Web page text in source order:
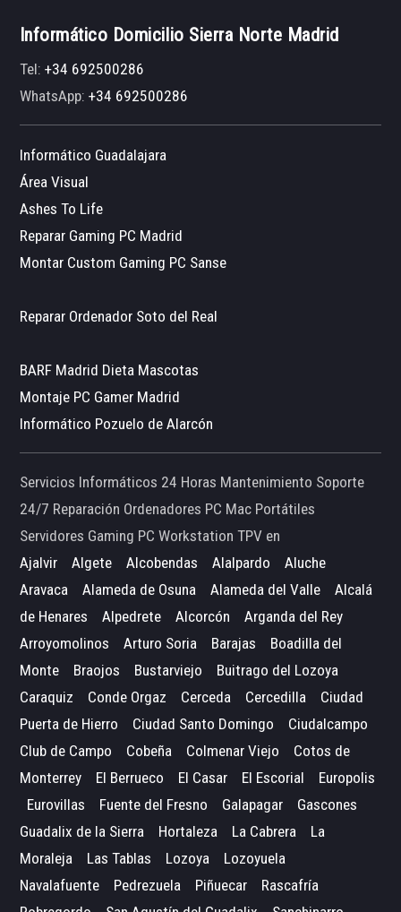
Informático Domicilio Sierra Norte Madrid
Tel:+34 692500286
WhatsApp:+34 692500286
Informático Guadalajara
Área Visual
Ashes To Life
Reparar Gaming PC Madrid
Montar Custom Gaming PC Sanse
Reparar Ordenador Soto del Real
BARF Madrid Dieta Mascotas
Montaje PC Gamer Madrid
Informático Pozuelo de Alarcón
Servicios Informáticos 24 Horas Mantenimiento Soporte
24/7 Reparación Ordenadores PC Mac Portátiles
Servidores Gaming PC Workstation TPV en
Ajalvir
Algete Alcobendas Alalpardo
Aluche
Aravaca
Alameda de Osuna Alameda del Valle
Alcalá
de Henares
Alpedrete Alcorcón
Arganda del Rey
Arroyomolinos
Arturo Soria Barajas
Boadilla del
Monte
Braojos Bustarviejo
Buitrago del Lozoya
Caraquiz
Conde Orgaz Cerceda Cercedilla
Ciudad
Puerta de Hierro
Ciudad Santo Domingo
Ciudalcampo
Club de Campo
Cobeña Colmenar Viejo
Cotos de
Monterrey
El Berrueco El Casar El Escorial
Europolis
Eurovillas
Fuente del Fresno Galapagar
Gascones
Guadalix de la Sierra
Hortaleza La Cabrera
La
Moraleja
Las Tablas Lozoya
Lozoyuela
Navalafuente
Pedrezuela Piñuecar
Rascafría